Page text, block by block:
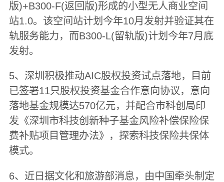
版)+B300-F(返回版)形成的小型无人商业空间
站1.0。该空间站计划今年10月发射并验证其在
轨服务能力，而B300-L(留轨版)计划今年7月底
发射。
5、深圳积极推动AIC股权投资试点落地，目前
已签署11只股权投资基金合作意向协议，意向
落地基金规模达570亿元，并配合市科创局印
发《深圳市科技创新种子基金风险补偿保险保
费补贴项目管理办法》，探索科技保险共保体
模式。
6、近日据文化和旅游部消息，由中国牵头制定